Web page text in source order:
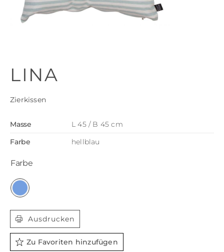
LINA
Zierkissen
Masse
L 45 / B 45 cm
Farbe
hellblau
Farbe
Ausdrucken
Zu Favoriten hinzufügen